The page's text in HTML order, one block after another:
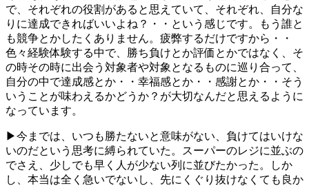
で、それぞれの役割があると思えていて、それぞれ、自分な
りに達成できればいいよね？・・という感じです。もう誰と
も競争とかしたくありません。疲弊するだけですから・・
色々経験体験する中で、勝ち負けとか評価とかではなく、そ
の時その時に出会う対象者や対象となるものに巡り合って、
自分の中で達成感とか・・幸福感とか・・感謝とか・・そう
いうことが味わえるかどうか？が大切なんだと思えるように
なっています。
▶今までは、いつも勝たないと意味がない、負けてはいけな
いのだという思考に縛られていた。スーパーのレジに並ぶの
でさえ、少しでも早く人が少ない列に並びたかった。しか
し、本当は全く急いでないし、先にくぐり抜けなくても良か